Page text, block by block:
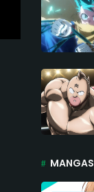
MANGAS